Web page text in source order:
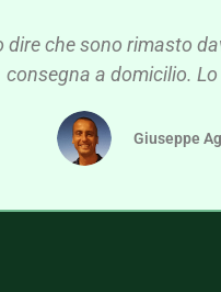
che sono rimasto
consegna a domicilio.
Giuseppe